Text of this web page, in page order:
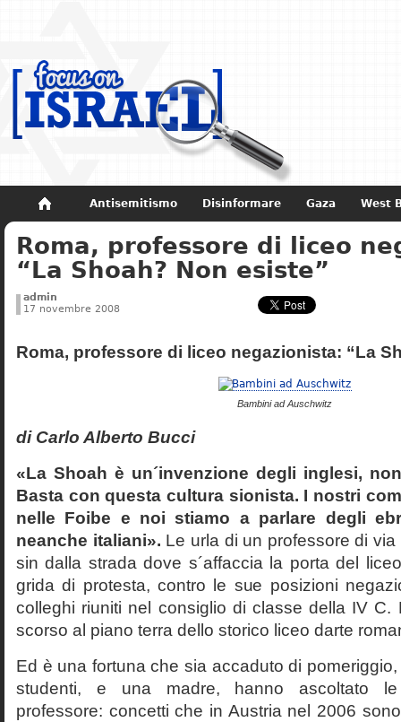
Antisemitismo Disinformare Gaza West
Non dimenticare Storia di Israele
Roma, professore di liceo
“La Shoah? Non esiste”
admin
17 novembre 2008
Roma, professore di liceo negazionista: “La
Bambini ad Auschwitz
di Carlo Alberto Bucci
«La Shoah è un´invenzione degli inglesi,
Basta con questa cultura sionista. I nostri
nelle Foibe e noi stiamo a parlare degli
neanche italiani». Le urla di un professore di
sin dalla strada dove s´affaccia la porta del
grida di protesta, contro le sue posizioni
colleghi riuniti nel consiglio di classe della IV C.
scorso al piano terra dello storico liceo darte
Ed è una fortuna che sia accaduto di
studenti, e una madre, hanno ascoltato le
professore: concetti che in Austria nel 2006